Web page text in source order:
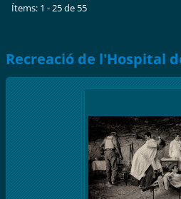
Ítems: 1 - 25 de 55
Recreació de l'Hospital